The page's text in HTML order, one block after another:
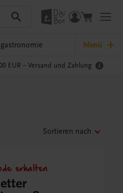
Menü
EUR – Versand und Zahlung
Sortieren nach
erhalten